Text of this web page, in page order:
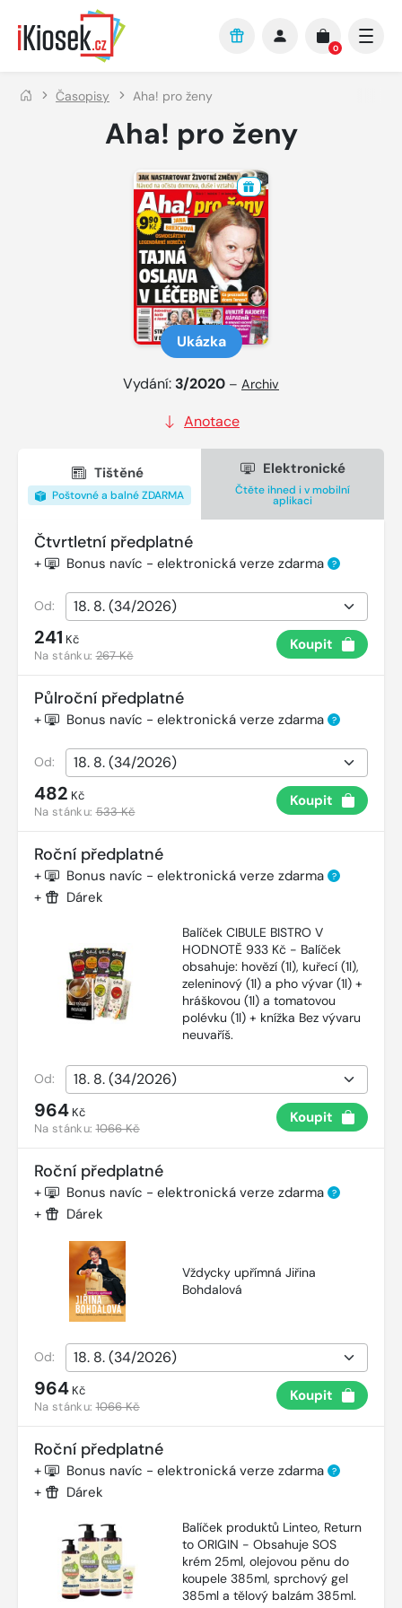
Přejít na hlavní obsah
0
Časopisy Aha! pro ženy
Aha! pro ženy
Ukázka
Vydání: 3/2020 – Archiv
Anotace
Tištěné
Poštovné a balné ZDARMA
Elektronické
Čtěte ihned i v mobilní
aplikaci
Čtvrtletní předplatné
+ Bonus navíc - elektronická verze zdarma ?
Od:
241 Kč
Na stánku:267 Kč
Koupit
Půlroční předplatné
+ Bonus navíc - elektronická verze zdarma ?
Od:
482 Kč
Na stánku:533 Kč
Koupit
Roční předplatné
+ Bonus navíc - elektronická verze zdarma ?
+ Dárek
Balíček CIBULE BISTRO V
HODNOTĚ 933 Kč - Balíček
obsahuje: hovězí (1l), kuřecí (1l),
zeleninový (1l) a pho vývar (1l) +
hráškovou (1l) a tomatovou
polévku (1l) + knížka Bez vývaru
neuvaříš.
Od:
964 Kč
Na stánku:1066 Kč
Koupit
Roční předplatné
+ Bonus navíc - elektronická verze zdarma ?
+ Dárek
Vždycky upřímná Jiřina
Bohdalová
Od:
964 Kč
Na stánku:1066 Kč
Koupit
Roční předplatné
+ Bonus navíc - elektronická verze zdarma ?
+ Dárek
Balíček produktů Linteo, Return
to ORIGIN - Obsahuje SOS
krém 25ml, olejovou pěnu do
koupele 385ml, sprchový gel
385ml a tělový balzám 385ml.